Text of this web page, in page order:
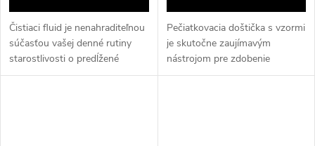
Čistiaci fluid je nenahraditeľnou
súčasťou vašej denné rutiny
starostlivosti o predĺžené
mihalnice, prinášajúc nielen
Pečiatkovacia doštička s vzormi
je skutočne zaujímavým
nástrojom pre zdobenie
nechtov metódou STAMPING.